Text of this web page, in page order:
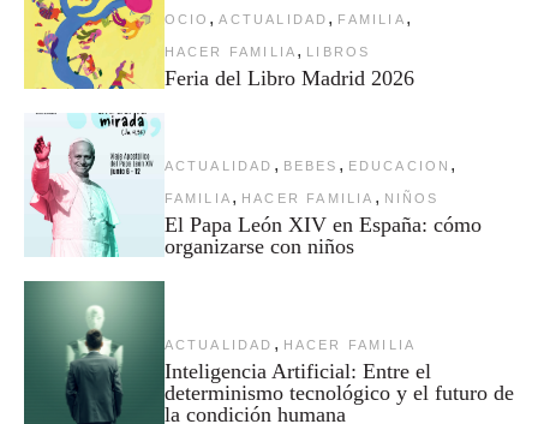
OCIO , ACTUALIDAD , FAMILIA ,
HACER FAMILIA , LIBROS
Feria del Libro Madrid 2026
ACTUALIDAD , BEBES , EDUCACION ,
FAMILIA , HACER FAMILIA , NIÑOS
El Papa León XIV en España: cómo
organizarse con niños
ACTUALIDAD , HACER FAMILIA
Inteligencia Artificial: Entre el
determinismo tecnológico y el futuro de
la condición humana